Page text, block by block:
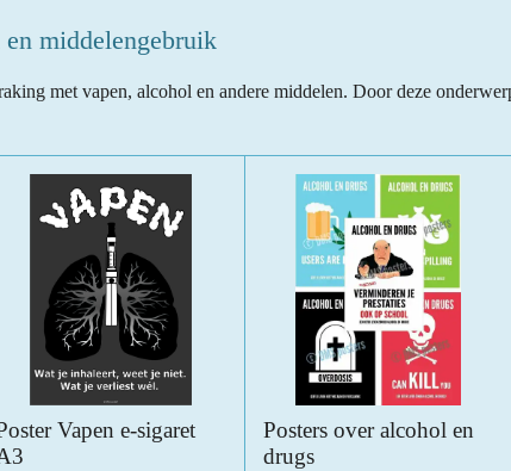
middelengebruik
met vapen, alcohol en andere middelen. Door deze
Vapen e-sigaret
Posters over alcohol en
drugs